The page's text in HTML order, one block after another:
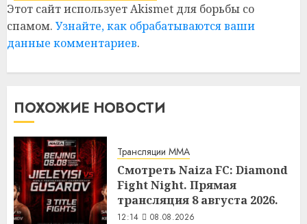
Этот сайт использует Akismet для борьбы со
спамом. Узнайте, как обрабатываются ваши
данные комментариев.
ПОХОЖИЕ НОВОСТИ
Трансляции MMA
Смотреть Naiza FC: Diamond
Fight Night. Прямая
трансляция 8 августа 2026.
12:14 08.08.2026